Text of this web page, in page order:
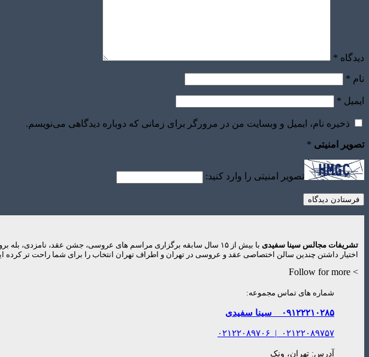
دیدگاه *
نام *
ایمیل *
ذخیره نام، ایمیل و وبسایت من در مرورگر برای زمانی که دوباره دیدگاهی می‌نویسم.
تصویر امنیتی *
تصویر امنیتی را وارد کنید:
تشریفات مجالس سینا سفیدی
با بیش از ۱۵ سال سابقه برگزاری مراسم های عروسی، جشن عقد،
اختیار داشتن چندین سالن اختصاصی عقد و عروسی در تهران و اطراف تهران انتخاب را برای شما راحت تر کرده
> Follow for more
شماره های تماس مجموعه:
۰۹۱۲۲۲۱۰۲۸۵ سینا سفیدی
۰۲۱۲۲۰۸۹۷۵۷ | ۰۲۱۲۲۰۸۹۷۰۶
آدرس: تهران، ونک